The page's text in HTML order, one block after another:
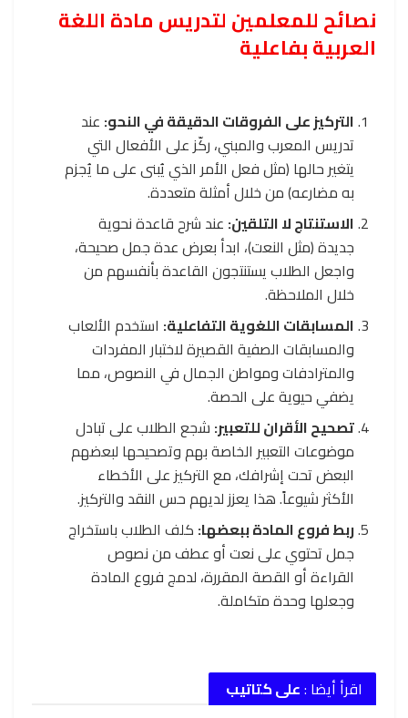
نصائح للمعلمين لتدريس مادة اللغة
العربية بفاعلية
التركيز على الفروقات الدقيقة في النحو: عند
تدريس المعرب والمبني، ركّز على الأفعال التي
يتغير حالها (مثل فعل الأمر الذي يُبنى على ما يُجزم
به مضارعه) من خلال أمثلة متعددة.
الاستنتاج لا التلقين: عند شرح قاعدة نحوية
جديدة (مثل النعت)، ابدأ بعرض عدة جمل صحيحة،
واجعل الطلاب يستنتجون القاعدة بأنفسهم من
خلال الملاحظة.
المسابقات اللغوية التفاعلية: استخدم الألعاب
والمسابقات الصفية القصيرة لاختبار المفردات
والمترادفات ومواطن الجمال في النصوص، مما
يضفي حيوية على الحصة.
تصحيح الأقران للتعبير: شجع الطلاب على تبادل
موضوعات التعبير الخاصة بهم وتصحيحها لبعضهم
البعض تحت إشرافك، مع التركيز على الأخطاء
الأكثر شيوعاً. هذا يعزز لديهم حس النقد والتركيز.
ربط فروع المادة ببعضها: كلف الطلاب باستخراج
جمل تحتوي على نعت أو عطف من نصوص
القراءة أو القصة المقررة، لدمج فروع المادة
وجعلها وحدة متكاملة.
اقرأ أيضا :على كتاتيب